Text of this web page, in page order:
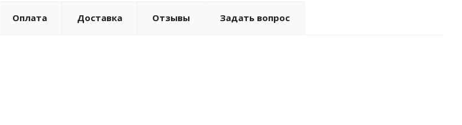
Оплата Доставка Отзывы Задать вопрос